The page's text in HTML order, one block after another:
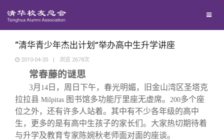
地区联络
年级联络
院系校友工作
专业委员会
回馈母校
捐赠项目
捐赠新闻
捐赠纪事
媒体平台
《清华校友通讯》
《水木清华》
百年清华
清华人物
校友服务
“清华青少年杰出计划”举办高中生升学讲座
2010-04-20 | 浏览 2678次
常春藤的谜思
3月 14 日，周日下午，春光明媚，旧金山湾区圣塔克
拉拉县 Milpitas 图书馆多功能厅里座无虚席。 200多个座
位之外，还有许多人站着。其中有不少各年级的高中
生，更多的是有高中生孩子的家长们。大家热切期待着
与升学及教育专家陈婉秋老师面对面的座谈。